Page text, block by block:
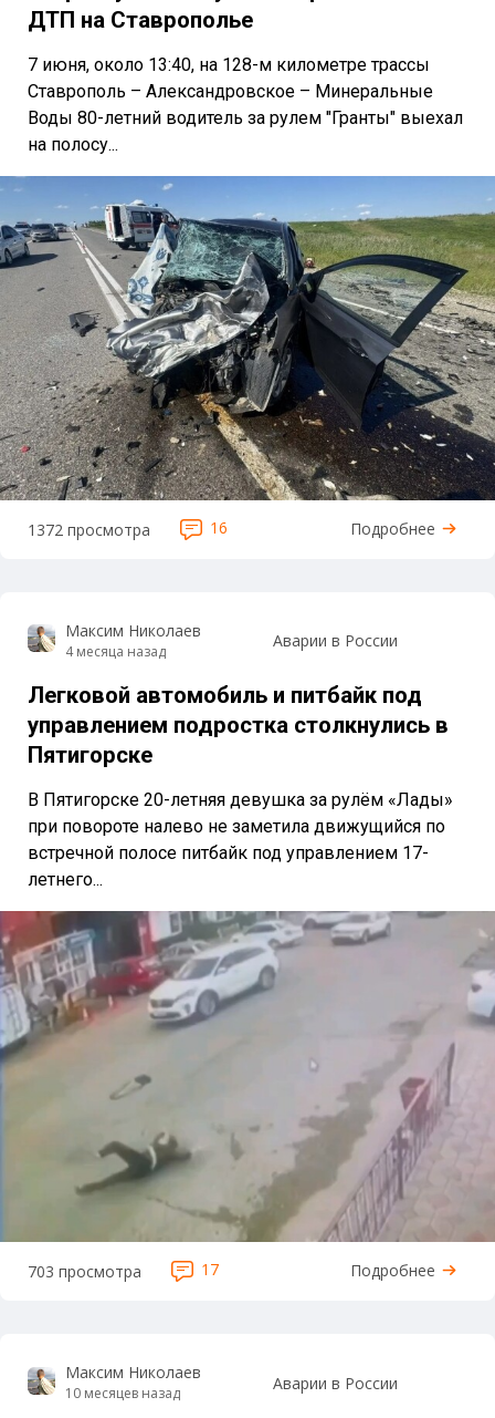
ДТП на Ставрополье
7 июня, около 13:40, на 128-м километре трассы
Ставрополь – Александровское – Минеральные
Воды 80-летний водитель за рулем "Гранты" выехал
на полосу...
1372 просмотра 16 Подробнее
Максим Николаев
4 месяца назад Аварии в России
Легковой автомобиль и питбайк под
управлением подростка столкнулись в
Пятигорске
В Пятигорске 20-летняя девушка за рулём «Лады»
при повороте налево не заметила движущийся по
встречной полосе питбайк под управлением 17-
летнего...
703 просмотра 17 Подробнее
Максим Николаев
10 месяцев назад Аварии в России